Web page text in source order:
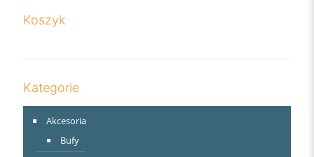
Koszyk
Kategorie
Akcesoria
Bufy